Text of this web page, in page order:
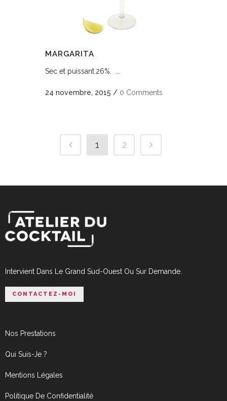
MARGARITA
Sec et puissant.26%. ...
24 novembre, 2015 / 0 Comments
1 2
Intervient Dans Le Grand Sud-Ouest Ou Sur Demande.
CONTACTEZ-MOI
Nos Prestations
Qui Suis-Je ?
Mentions Légales
Politique De Confidentialité